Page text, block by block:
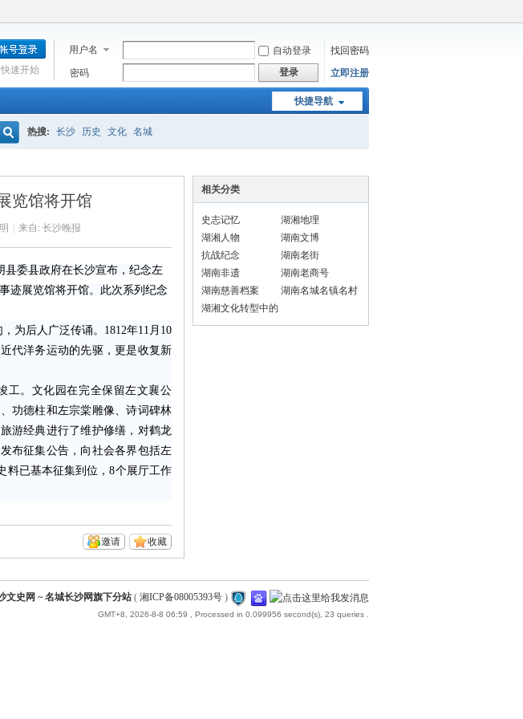
用户名 自动登录
找回密码
密码
登录 立即注册
速开始
快捷导航
热搜: 长沙 历史 文化 名城
览馆将开馆
来自: 长沙晚报
县委县政府在长沙宣布，纪念左
迹展览馆将开馆。此次系列纪念
为后人广泛传诵。1812年11月10
代洋务运动的先驱，更是收复新
。文化园在完全保留左文襄公
功德柱和左宗棠雕像、诗词碑林
游经典进行了维护修缮，对鹤龙
布征集公告，向社会各界包括左
料已基本征集到位，8个展厅工作
收藏
邀请
相关分类
史志记忆
湖湘地理
湖湘人物
湖南文博
抗战纪念
湖南老街
湖南非遗
湖南老商号
湖南慈善档案
湖南名城名镇名村
湖湘文化转型中的
民俗
文史网 ~ 名城长沙网旗下分站 ( 湘ICP备08005393号 )
GMT+8, 2026-8-8 06:59 , Processed in 0.099956 second(s), 23 queries .